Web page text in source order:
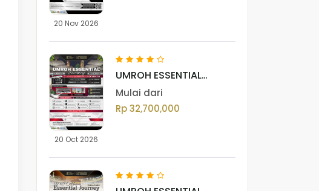
20 Nov 2026
20 Oct 2026
UMROH ESSENTIAL
JOURNEY OKTOBER VOL.
II 2026
Mulai dari
Rp 32,700,000